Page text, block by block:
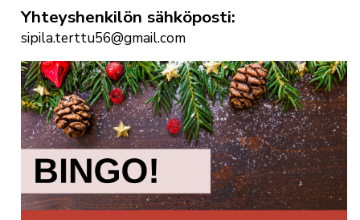
Yhteyshenkilön sähköposti
sipila.terttu56@gmail.com